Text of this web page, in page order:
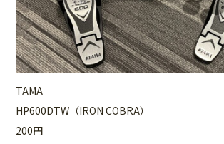
TAMA
HP600DTW（IRON COBRA）
200円